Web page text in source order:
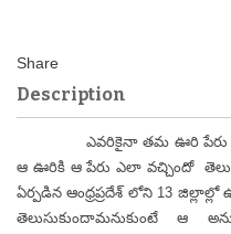
Description
ఎవరికైనా తమ ఊరి పేరు
ఆ ఊరికి ఆ పేరు ఎలా వచ్చిందో
ఏర్పడిన ఆంధ్రప్రదేశ్ లోని 13
తెలుసుకుందామనుకుంటే ఆ